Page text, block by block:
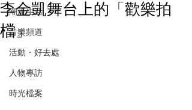
潮流生活
音樂頻道
活動・好去處
人物專訪
時光檔案
李金凱舞台上的「歡樂拍
檔」